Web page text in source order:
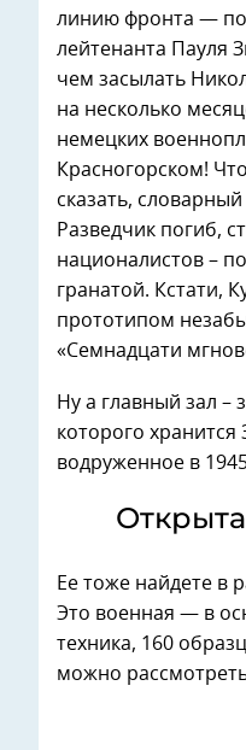
линию фронта —
лейтенанта Пауля
чем засылать
на несколько
немецких
Красногорском!
сказать,
Разведчик погиб,
националистов –
гранатой. Кстати,
прототипом
«Семнадцати
Ну а главный зал –
которого
водруженное в
Ее тоже найдете в
Это военная — в
техника, 160
можно